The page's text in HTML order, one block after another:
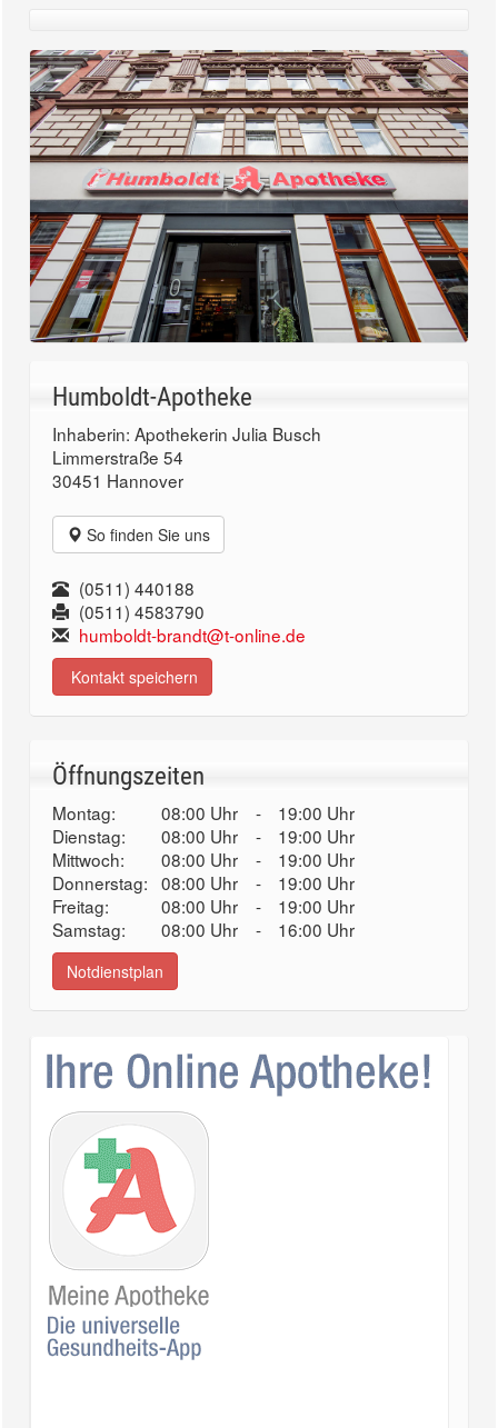
Humboldt-Apotheke
Inhaberin: Apothekerin Julia Busch
Limmerstraße 54
30451 Hannover
So finden Sie uns
(0511) 440188
(0511) 4583790
humboldt-brandt@t-online.de
Kontakt speichern
Öffnungszeiten
Montag: 08:00 Uhr -
19:00 Uhr
Dienstag:
08:00 Uhr -
19:00 Uhr
Mittwoch:
08:00 Uhr -
19:00 Uhr
Donnerstag: 08:00 Uhr -
19:00 Uhr
Freitag:
08:00 Uhr -
19:00 Uhr
Samstag:
08:00 Uhr - 16:00 Uhr
Notdienstplan